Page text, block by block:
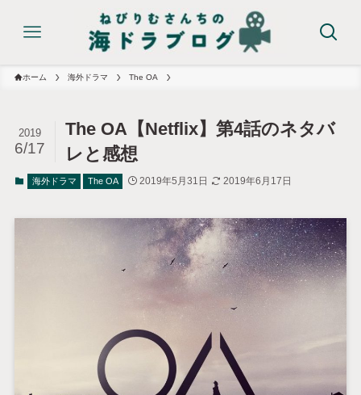
ホーム 海外ドラマ The OA
The OA【Netflix】第4話のネタバ
レと感想
2019
6/17
海外ドラマ The OA 2019年5月31日 2019年6月17日